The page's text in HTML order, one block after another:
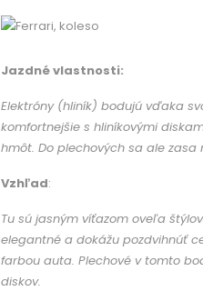
Jazdné vlastnosti:
Elektróny (hliník) bodujú vďaka
komfortnejšie s hliníkovými
hmôt. Do plechových sa ale
Vzhľad:
Tu sú jasným víťazom oveľa
elegantné a dokážu pozdvihnúť
farbou auta. Plechové v tomto
diskov.